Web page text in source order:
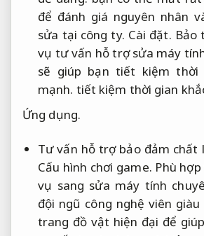
để đánh giá nguyên nhân
sửa tại công ty. Cài đặt. Bảo
vụ tư vấn hỗ trợ sửa máy
sẽ giúp bạn tiết kiệm thời
mạnh. tiết kiệm thời gian
Ứng dụng.
Tư vấn hỗ trợ bảo đảm chất
Cấu hình chơi game. Phù
vụ sang sửa máy tính
đội ngũ công nghệ viên
trang đồ vật hiện đại để